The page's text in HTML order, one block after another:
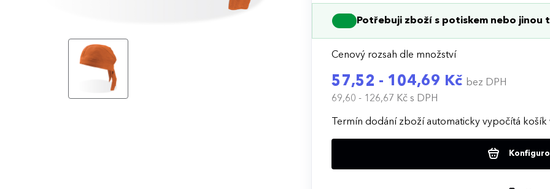
Potřebuji zboží s potiskem nebo jinou
Cenový rozsah dle množství
57,52 - 104,69 Kč bez DPH
69,60 - 126,67 Kčs DPH
Termín dodání zboží automaticky vypočítá